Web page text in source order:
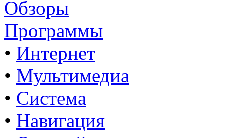
Обзоры
Программы
• Интернет
• Мультимедиа
• Система
• Навигация